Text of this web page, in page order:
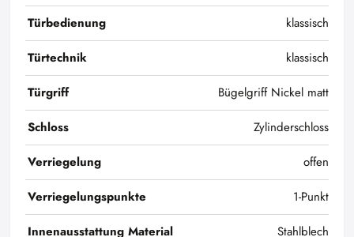
Türbedienung
klassisch
Türtechnik
klassisch
Türgriff
Bügelgriff Nickel matt
Schloss
Zylinderschloss
Verriegelung
offen
Verriegelungspunkte
1-Punkt
Innenausstattung Material
Stahlblech